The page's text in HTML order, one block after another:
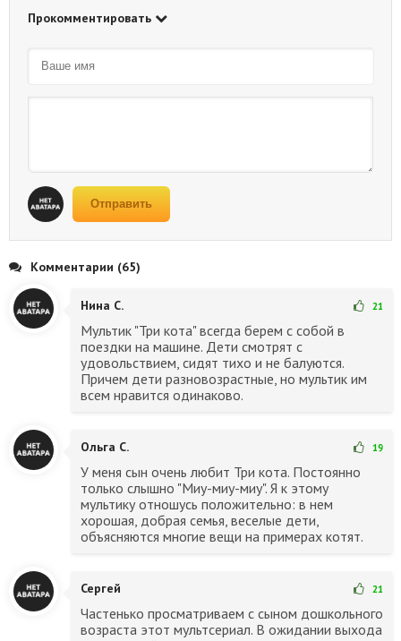
Прокомментировать
Отправить
Комментарии (65)
Нина С. 21
Мультик "Три кота" всегда берем с собой в
поездки на машине. Дети смотрят с
удовольствием, сидят тихо и не балуются.
Причем дети разновозрастные, но мультик им
всем нравится одинаково.
Ольга С. 19
У меня сын очень любит Три кота. Постоянно
только слышно "Миу-миу-миу". Я к этому
мультику отношусь положительно: в нем
хорошая, добрая семья, веселые дети,
объясняются многие вещи на примерах котят.
Сергей 21
Частенько просматриваем с сыном дошкольного
возраста этот мультсериал. В ожидании выхода